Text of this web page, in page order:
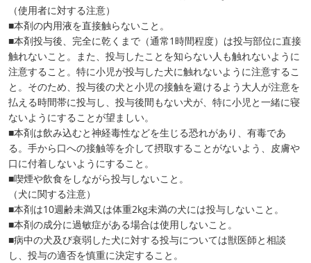
（使用者に対する注意）
■本剤の内用液を直接触らないこと。
■本剤投与後、完全に乾くまで（通常1時間程度）は投与部位に直接
触れないこと。また、投与したことを知らない人も触れないように
注意すること。特に小児が投与した犬に触れないように注意するこ
と。そのため、投与後の犬と小児の接触を避けるよう大人が注意を
払える時間帯に投与し、投与後間もない犬が、特に小児と一緒に寝
ないようにすることが望ましい。
■本剤は飲み込むと神経毒性などを生じる恐れがあり、有毒であ
る。手から口への接触等を介して摂取することがないよう、皮膚や
口に付着しないようにすること。
■喫煙や飲食をしながら投与しないこと。
（犬に関する注意）
■本剤は10週齢未満又は体重2kg未満の犬には投与しないこと。
■本剤の成分に過敏症がある場合は使用しないこと。
■病中の犬及び衰弱した犬に対する投与については獣医師と相談
し、投与の適否を慎重に決定すること。